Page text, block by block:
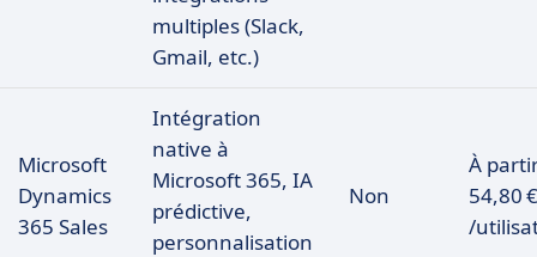
multiples (Slack,
Gmail, etc.)
Microsoft
Dynamics
365 Sales
Intégration
native à
Microsoft 365, IA
prédictive,
personnalisation
Non
À
54,80 €
/